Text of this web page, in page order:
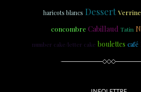
haricots blancs Dessert Verrine
concombre Cabillaud Tatin
number cake/letter cake boulettes café